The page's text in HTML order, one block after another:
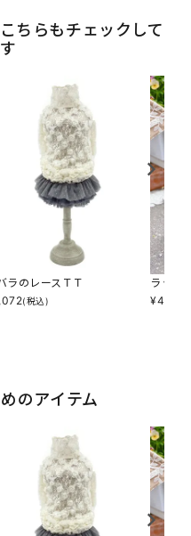
ちらもチェックして
ラのレースＴＴ
(税込)
ラッフ
¥4,488
のアイテム